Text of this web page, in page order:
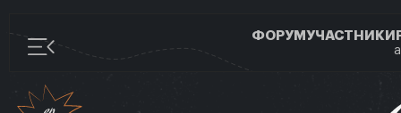
ФОРУМУЧАСТНИКИ